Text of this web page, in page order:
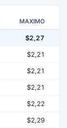
MAXIMO
$2,27
$2,21
$2,21
$2,21
$2,22
$2,29